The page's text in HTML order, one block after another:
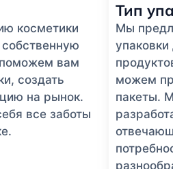
косметики
вам
создать
на рынок.
все заботы
Тип
Мы
можем
пакеты.